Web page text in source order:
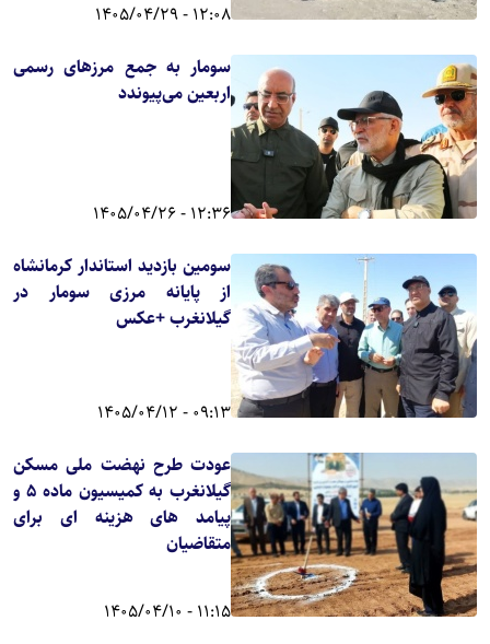
12:08 - 1405/04/29
سومار به جمع مرزهای رسمی
اربعین می‌پیوندد
12:36 - 1405/04/26
سومین بازدید استاندار کرمانشاه
از پایانه مرزی سومار در
گیلانغرب +عکس
09:13 - 1405/04/12
عودت طرح نهضت ملی مسکن
گیلانغرب به کمیسیون ماده 5 و
پیامد های هزینه ای برای
متقاضیان
11:15 - 1405/04/10